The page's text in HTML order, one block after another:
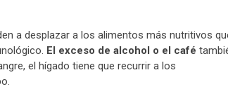
a desplazar a los alimentos más nutritivos
El exceso de alcohol o el café
el hígado tiene que recurrir a los